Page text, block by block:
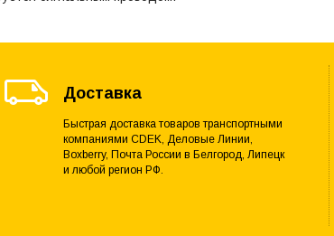
Доставка
Быстрая доставка товаров транспортными
компаниями CDEK, Деловые Линии,
Boxberry, Почта России в Белгород, Липецк
и любой регион РФ.